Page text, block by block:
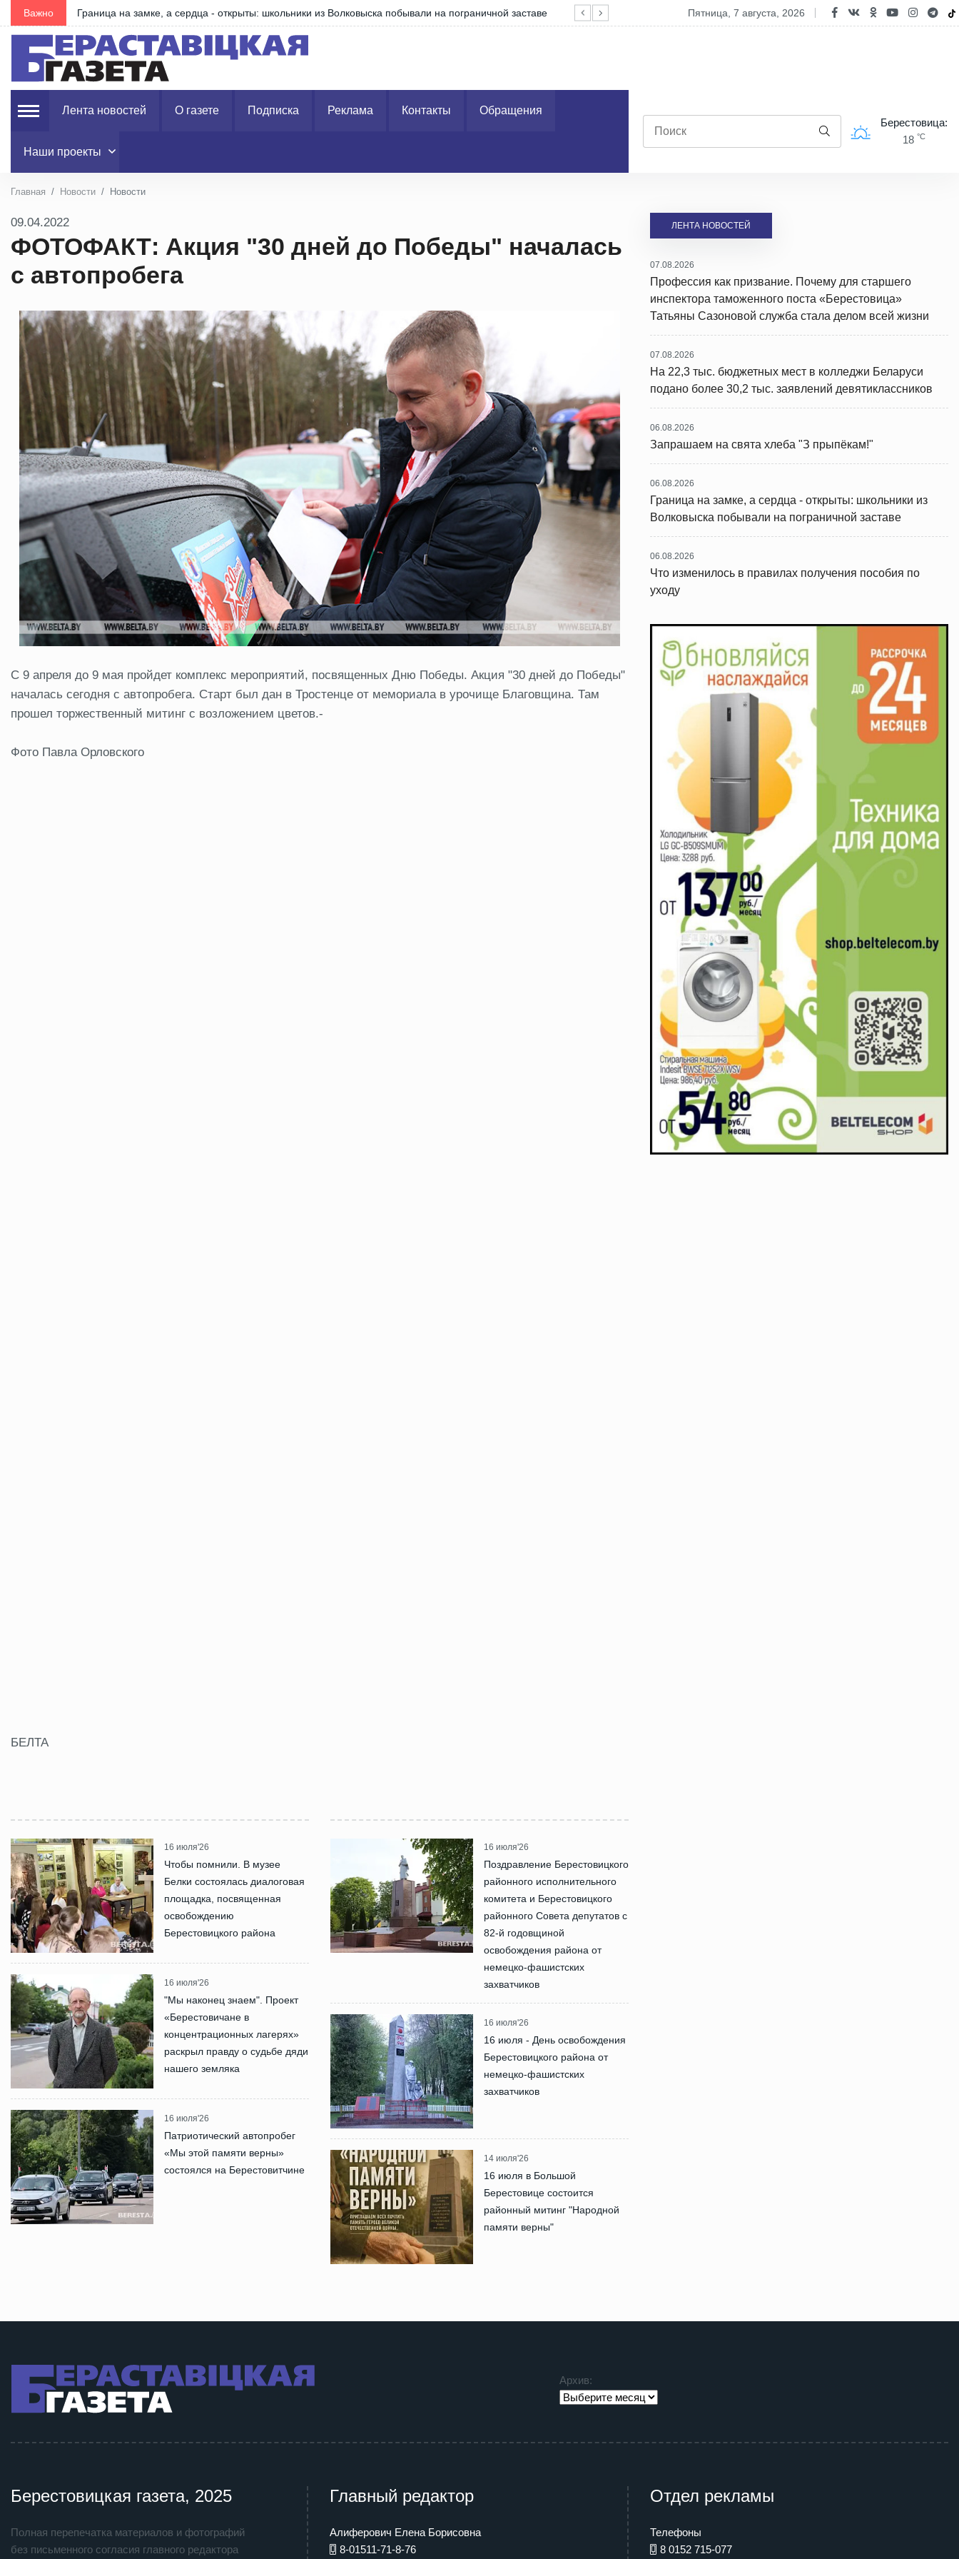
Важно Граница на замке, а сердца - открыты: школьники из Волковыска побывали на пограничной заставе Что изменилось в правилах получения пособия по уходу
пятница, 7 августа, 2026
Лента новостей О газете Подписка Реклама Контакты Обращения
Наши проекты
Берестовица:
18 °C
Главная Новости Новости
09.04.2022
ФОТОФАКТ: Акция "30 дней до Победы" началась
с автопробега
С 9 апреля до 9 мая пройдет комплекс мероприятий, посвященных Дню Победы. Акция "30 дней до Победы"
началась сегодня с автопробега. Старт был дан в Тростенце от мемориала в урочище Благовщина. Там
прошел торжественный митинг с возложением цветов.-
Фото Павла Орловского
БЕЛТА
16 июля'26
Чтобы помнили. В музее
Белки состоялась диалоговая
площадка, посвященная
освобождению
Берестовицкого района
16 июля'26
"Мы наконец знаем". Проект
«Берестовичане в
концентрационных лагерях»
раскрыл правду о судьбе дяди
нашего земляка
16 июля'26
Патриотический автопробег
«Мы этой памяти верны»
состоялся на Берестовитчине
16 июля'26
Поздравление Берестовицкого
районного исполнительного
комитета и Берестовицкого
районного Совета депутатов с
82-й годовщиной
освобождения района от
немецко-фашистских
захватчиков
16 июля'26
16 июля - День освобождения
Берестовицкого района от
немецко-фашистских
захватчиков
14 июля'26
16 июля в Большой
Берестовице состоится
районный митинг "Народной
памяти верны"
ЛЕНТА НОВОСТЕЙ
07.08.2026
Профессия как призвание. Почему для старшего
инспектора таможенного поста «Берестовица»
Татьяны Сазоновой служба стала делом всей жизни
07.08.2026
На 22,3 тыс. бюджетных мест в колледжи Беларуси
подано более 30,2 тыс. заявлений девятиклассников
06.08.2026
Запрашаем на свята хлеба "З прыпёкам!"
06.08.2026
Граница на замке, а сердца - открыты: школьники из
Волковыска побывали на пограничной заставе
06.08.2026
Что изменилось в правилах получения пособия по
уходу
Архив:
Берестовицкая газета, 2025
Полная перепечатка материалов и фотографий
без письменного согласия главного редактора
Главный редактор
Алиферович Елена Борисовна
8-01511-71-8-76
Отдел рекламы
Телефоны
8 0152 715-077